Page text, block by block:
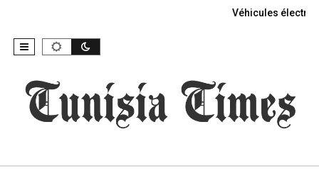
Véhicules